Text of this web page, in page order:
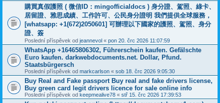
購買真假護照 ( 微信ID：mingofficialdocs ) 身分證、駕照、綠卡、
居留證、雅思成績、工作許可、公民身分證明 我們提供全球服務，
[whatsapp: +1(672)2050601] 可辦理以下國家的護照、駕照、身分
證、簽
Poslední příspěvek od jeannevol « pon 20. črc 2026 11:07:59
WhatsApp +16465806302, Führerschein kaufen. Gefälschte
Euro kaufen. darkwebdocuments.net. Dollar, Pfund.
Staatsbürgersch
Poslední příspěvek od markcarlson « sob 18. črc 2026 9:05:30
Buy Real and Fake passport Buy real and fake drivers license,
Buy green card legit drivers licence for sale online info
Poslední příspěvek od keepmealive78 « stř 15. črc 2026 17:39:53